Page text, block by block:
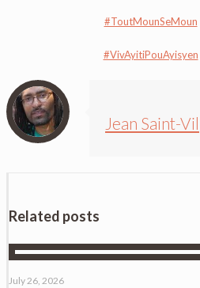
#ToutMounSeMoun
#VivAyitiPouAyisyen
Jean Saint-Vil
Related posts
July 26, 2026